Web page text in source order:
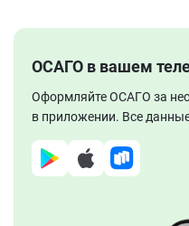
ОСАГО в вашем
Оформляйте ОСАГО за
в приложении. Все